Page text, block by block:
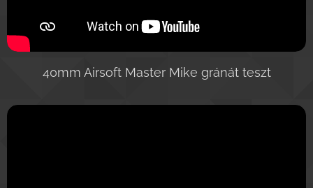
40mm Airsoft Master Mike gránát teszt